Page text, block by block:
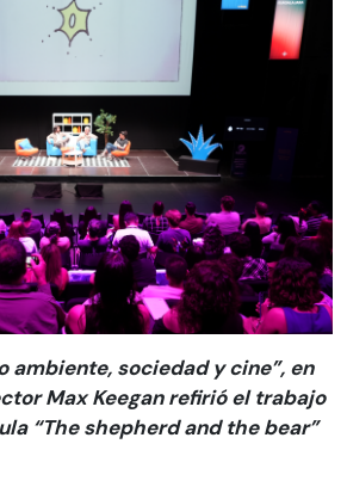
ambiente, sociedad y cine”, en
Max Keegan refirió el trabajo
“The shepherd and the bear”